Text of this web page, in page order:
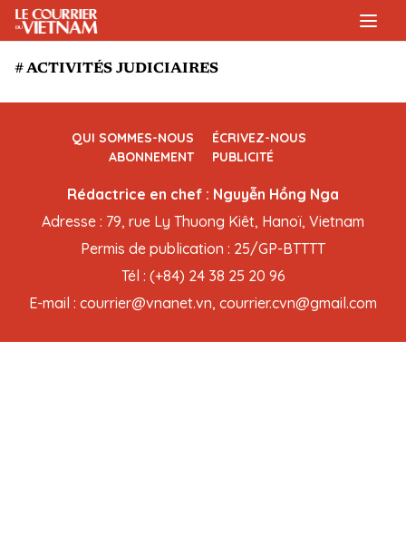
# ACTIVITÉS JUDICIAIRES
QUI SOMMES-NOUS
ÉCRIVEZ-NOUS
ABONNEMENT
PUBLICITÉ
Rédactrice en chef : Nguyễn Hồng Nga
Adresse : 79, rue Ly Thuong Kiêt, Hanoï, Vietnam
Permis de publication : 25/GP-BTTTT
Tél : (+84) 24 38 25 20 96
E-mail : courrier@vnanet.vn, courrier.cvn@gmail.com